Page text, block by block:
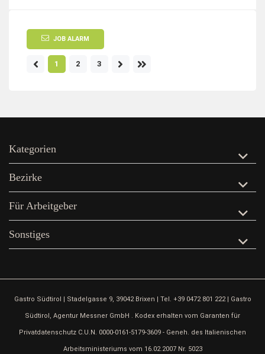
JOB ALARM
1 2 3
Kategorien
Bezirke
Für Arbeitgeber
Sonstiges
Gastro Südtirol | Stadelgasse 9, 39042 Brixen | Tel. +39 0472 801 222 | Gastro
Südtirol, Agentur Messner GmbH . Kodex erhalten vom Garanten für
Privatdatenschutz C.U.N. 0000-0161-5179-3609 - Geneh. des Italienischen
Arbeitsministeriums vom 16.02.2007 Nr. 5023